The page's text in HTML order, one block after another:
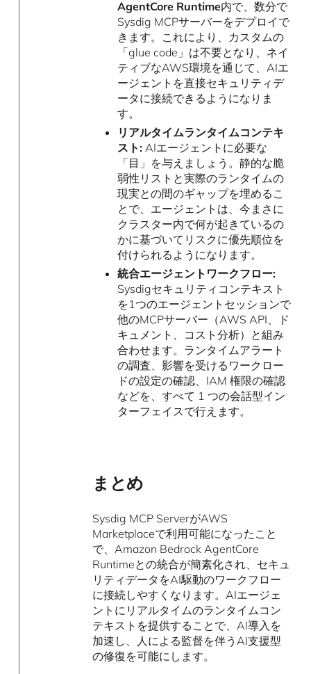
AgentCore Runtime内で、数分で
Sysdig MCPサーバーをデプロイで
きます。これにより、カスタムの
「glue code」は不要となり、ネイ
ティブなAWS環境を通じて、AIエ
ージェントを直接セキュリティデ
ータに接続できるようになりま
す。
リアルタイムランタイムコンテキ
スト:AIエージェントに必要な
「目」を与えましょう。静的な脆
弱性リストと実際のランタイムの
現実との間のギャップを埋めるこ
とで、エージェントは、今まさに
クラスター内で何が起きているの
かに基づいてリスクに優先順位を
付けられるようになります。
統合エージェントワークフロー:
Sysdigセキュリティコンテキスト
を1つのエージェントセッションで
他のMCPサーバー（AWS API、ド
キュメント、コスト分析）と組み
合わせます。ランタイムアラート
の調査、影響を受けるワークロー
ドの設定の確認、IAM 権限の確認
などを、すべて 1 つの会話型イン
ターフェイスで行えます。
まとめ
Sysdig MCP ServerがAWS
Marketplaceで利用可能になったこと
で、Amazon Bedrock AgentCore
Runtimeとの統合が簡素化され、セキュ
リティデータをAI駆動のワークフロー
に接続しやすくなります。AIエージェ
ントにリアルタイムのランタイムコン
テキストを提供することで、AI導入を
加速し、人による監督を伴うAI支援型
の修復を可能にします。